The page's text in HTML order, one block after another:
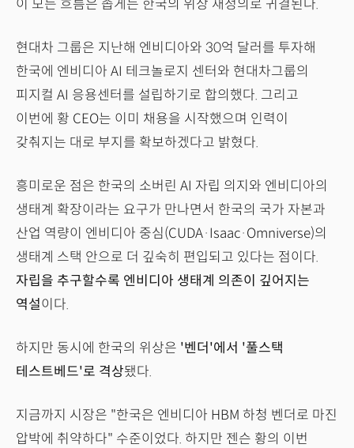
이 모든 흐름은 좁게는 한국의 위상 재정의로 귀결된다.
현대차 그룹은 지난해 엔비디아와 30억 달러를 투자해
한국에 엔비디아 AI 테크놀로지 센터와 현대차그룹의
피지컬 AI 응용센터를 설립하기로 합의했다. 그리고
이번에 황 CEO는 이미 채용을 시작했으며 인력이
갖춰지는 대로 부지를 확보하겠다고 밝혔다.
흥미로운 점은 한국의 소버린 AI 자립 의지와 엔비디아의
생태계 확장이라는 요구가 만나면서 한국의 국가 자본과
산업 역량이 엔비디아 중심(CUDA·Isaac·Omniverse)의
생태계 스택 안으로 더 깊숙히 편입되고 있다는 점이다.
자립을 추구할수록 엔비디아 생태계 의존이 깊어지는
역설이다.
하지만 동시에 한국의 위상은 '벤더'에서 '풀스택
테스트베드'로 격상됐다.
지금까지 시장은 "한국은 엔비디아 HBM 하청 벤더로 마진
압박에 취약하다" 수준이었다. 하지만 젠슨 황의 이번